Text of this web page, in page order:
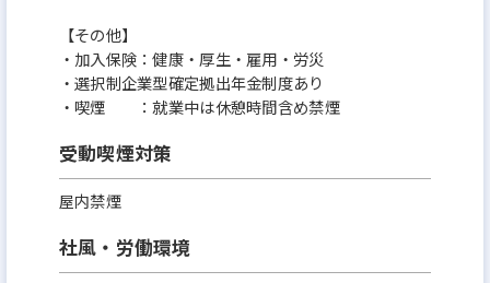
【その他】
・加入保険：健康・厚生・雇用・労災
・選択制企業型確定拠出年金制度あり
・喫煙 ：就業中は休憩時間含め禁煙
受動喫煙対策
屋内禁煙
社風・労働環境